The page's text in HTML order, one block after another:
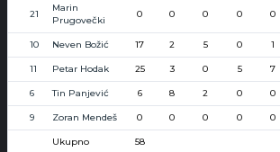
21
Marin
Prugovečki
0 0 0 0 0
10 Neven Božić 17 2 5 0 1
11 Petar Hodak 25 3 0 5 7
6 Tin Panjević 6 8 2 0 0
9 Zoran Mendeš 0 0 0 0 0
Ukupno 58